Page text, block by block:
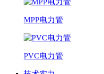
MPP电力管
PVC电力管